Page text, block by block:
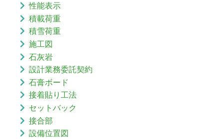
性能表示
積載荷重
積雪荷重
施工図
石灰岩
設計業務委託契約
石膏ボード
接着貼り工法
セットバック
接合部
設備位置図